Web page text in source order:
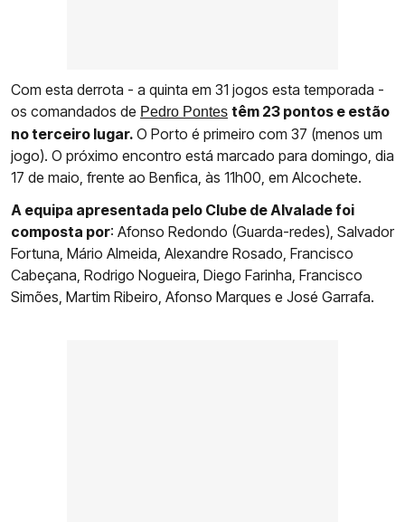
Com esta derrota - a quinta em 31 jogos esta temporada -
os comandados de Pedro Pontes têm 23 pontos e estão
no terceiro lugar. O Porto é primeiro com 37 (menos um
jogo). O próximo encontro está marcado para domingo, dia
17 de maio, frente ao Benfica, às 11h00, em Alcochete.
A equipa apresentada pelo Clube de Alvalade foi
composta por: Afonso Redondo (Guarda-redes), Salvador
Fortuna, Mário Almeida, Alexandre Rosado, Francisco
Cabeçana, Rodrigo Nogueira, Diego Farinha, Francisco
Simões, Martim Ribeiro, Afonso Marques e José Garrafa.